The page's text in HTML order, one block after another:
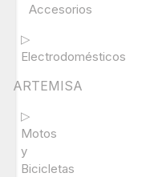
Accesorios
▷
Electrodomésticos
ARTEMISA
▷
Motos
y
Bicicletas